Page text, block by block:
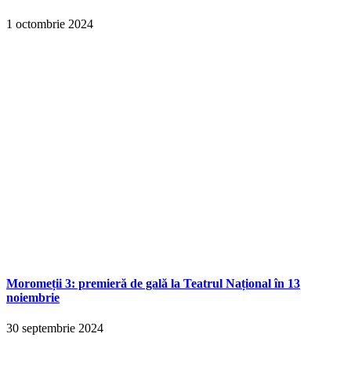
1 octombrie 2024
Moromeții 3: premieră de gală la Teatrul Național în 13
noiembrie
30 septembrie 2024